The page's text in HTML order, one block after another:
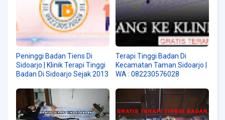
Peninggi Badan Tiens Di
Sidoarjo | Klinik Terapi Tinggi
Badan Di Sidoarjo Sejak 2013
Terapi Tinggi Badan Di
Kecamatan Taman Sidoarjo |
WA : 082230576028